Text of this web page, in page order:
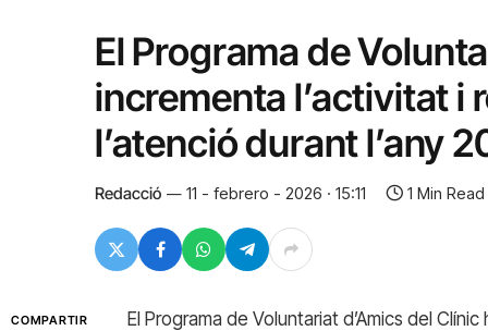
El Programa de
incrementa l’activitat i
l’atenció durant l’any
Redacció 11 - febrero - 2026 · 15:11 1 Min Read
COMPARTIR
El Programa de Voluntariat d’Amics del